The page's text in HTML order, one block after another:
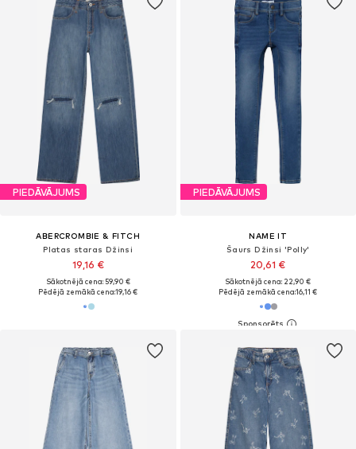
PIEDĀVĀJUMS
ABERCROMBIE & FITCH
Platas staras Džinsi
19,16 €
Sākotnējā cena: 59,90 €
Pēdējā zemākā cena:19,16 €
PIEDĀVĀJUMS
NAME IT
Šaurs Džinsi 'Polly'
20,61 €
Sākotnējā cena: 22,90 €
Pēdējā zemākā cena:16,11 €